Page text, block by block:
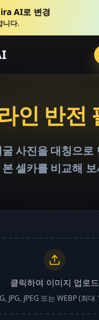
AI로 변경
니다.
인 반전
사진을 대칭으로
셀카를 비교해 보
클릭하여 이미지 업로드
JPG, JPEG 또는 WEBP (최